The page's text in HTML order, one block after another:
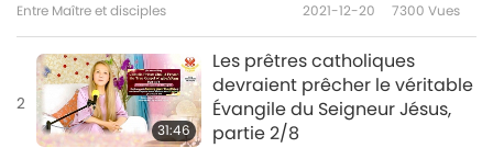
Entre Maître et disciples 2021-12-20 7300 Vues
2
31:46
Les prêtres catholiques
devraient prêcher le véritable
Évangile du Seigneur Jésus,
partie 2/8